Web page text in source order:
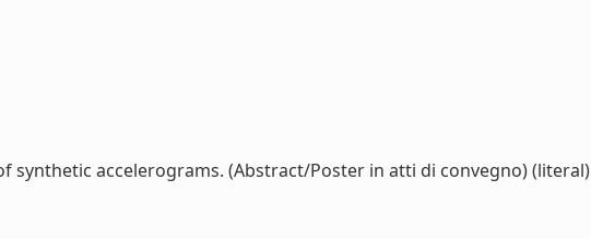
accelerograms. (Abstract/Poster in atti di convegno) (literal)